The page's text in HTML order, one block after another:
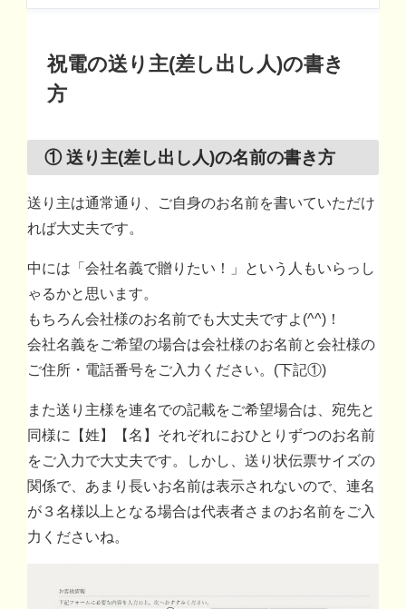
祝電の送り主(差し出し人)の書き
方
① 送り主(差し出し人)の名前の書き方
送り主は通常通り、ご自身のお名前を書いていただけ
れば大丈夫です。
中には「会社名義で贈りたい！」という人もいらっし
ゃるかと思います。
もちろん会社様のお名前でも大丈夫ですよ(^^)！
会社名義をご希望の場合は会社様のお名前と会社様の
ご住所・電話番号をご入力ください。(下記①)
また送り主様を連名での記載をご希望場合は、宛先と
同様に【姓】【名】それぞれにおひとりずつのお名前
をご入力で大丈夫です。しかし、送り状伝票サイズの
関係で、あまり長いお名前は表示されないので、連名
が３名様以上となる場合は代表者さまのお名前をご入
力くださいね。